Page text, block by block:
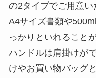
の2タイプでご用意い
A4サイズ書類や
っかりといれること
ハンドルは肩掛けが
けやお買い物バッグ